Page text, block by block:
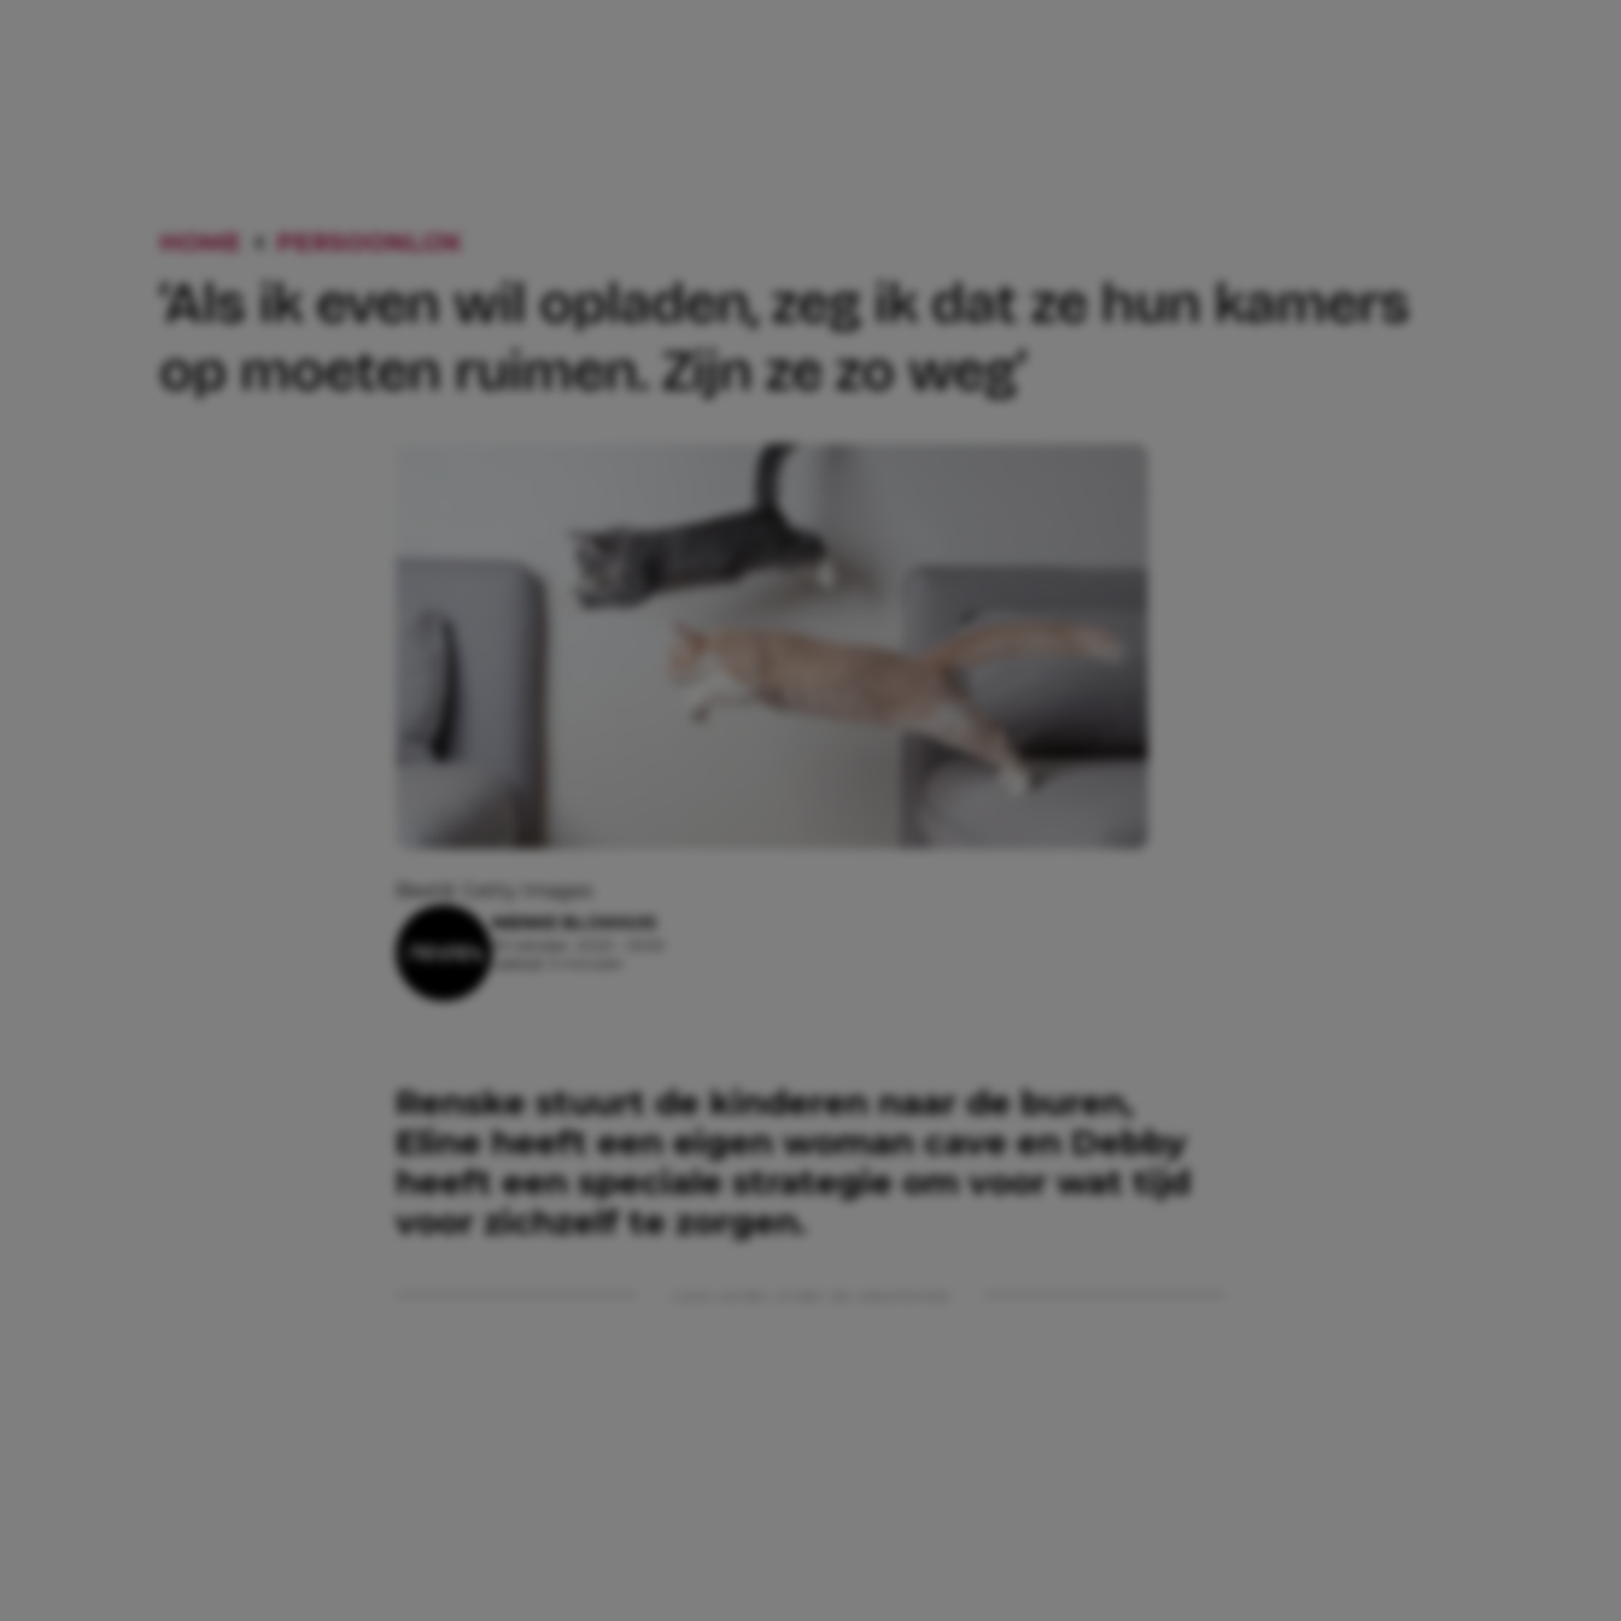
HOME PERSOONLIJK
‘Als ik even wil opladen, zeg ik dat ze hun kamers
op moeten ruimen. Zijn ze zo weg’
Beeld: Getty Images
NIENKE BLOKHUIS
Renske stuurt de kinderen naar de buren,
Eline heeft een eigen woman cave en Debby
heeft een speciale strategie om voor wat tijd
voor zichzelf te zorgen.